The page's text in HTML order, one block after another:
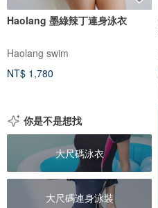
Haolang 墨綠辣丁連身泳衣
Haolang swim
NT$ 1,780
你是不是想找
大尺碼泳衣
大尺碼連身泳裝